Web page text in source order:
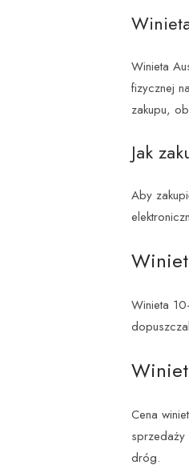
Winieta
fizycznej
zakupu,
Jak
Aby
Winieta
Cena
sprzedaży
dróg.